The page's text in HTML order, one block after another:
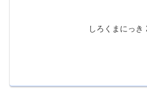
しろくまにっき